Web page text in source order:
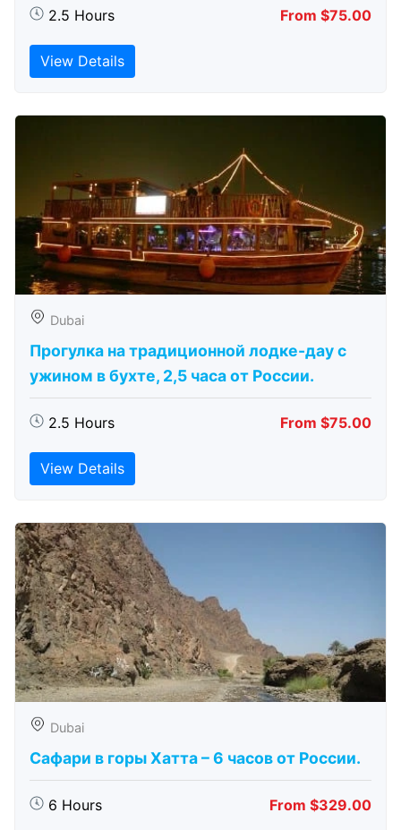
2.5 Hours From $75.00
View Details
Dubai
Прогулка на традиционной лодке-дау с
ужином в бухте, 2,5 часа от России.
2.5 Hours From $75.00
View Details
Dubai
Сафари в горы Хатта – 6 часов от России.
6 Hours From $329.00